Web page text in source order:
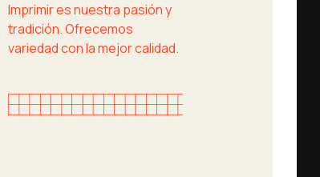
Imprimir es nuestra pasión y
tradición. Ofrecemos
variedad con la mejor calidad.